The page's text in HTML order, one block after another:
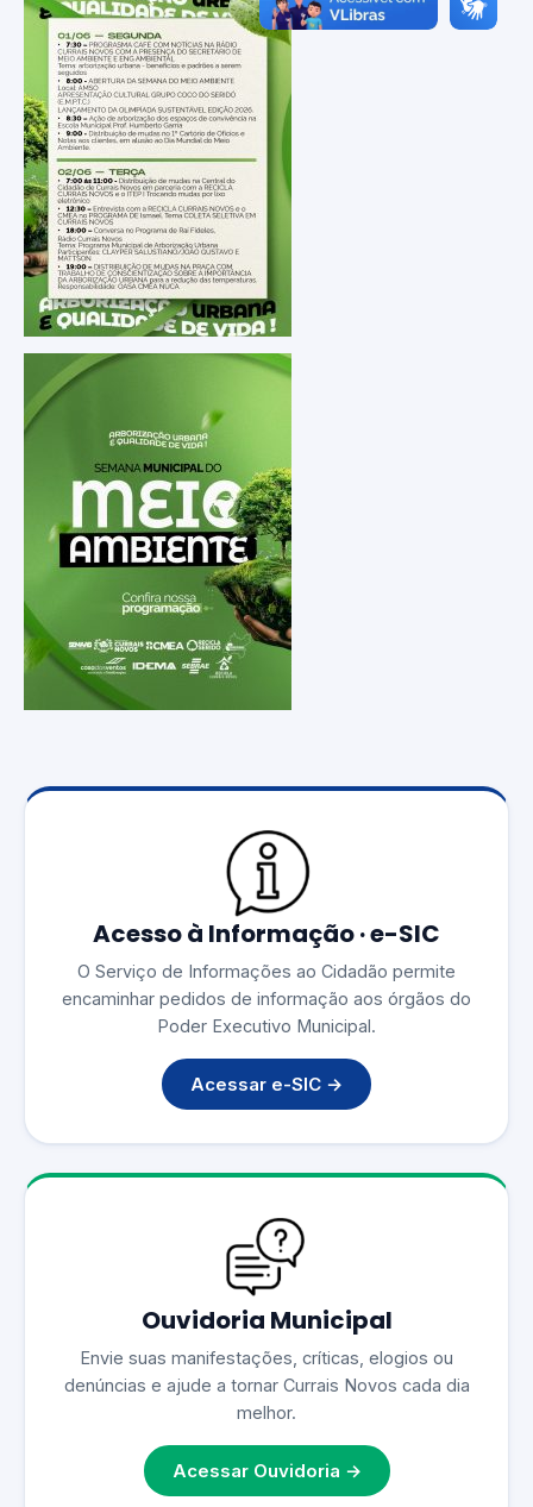
Acesso à Informação · e-SIC
O Serviço de Informações ao Cidadão permite
encaminhar pedidos de informação aos órgãos do
Poder Executivo Municipal.
Acessar e-SIC →
Ouvidoria Municipal
Envie suas manifestações, críticas, elogios ou
denúncias e ajude a tornar Currais Novos cada dia
melhor.
Acessar Ouvidoria →